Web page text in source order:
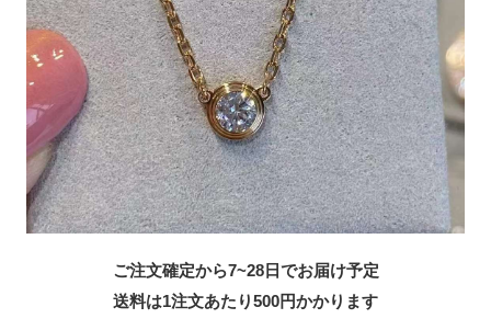
ご注文確定から7~28日でお届け予定
送料は1注文あたり500円かかります